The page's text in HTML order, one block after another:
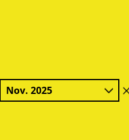
Nov. 2025